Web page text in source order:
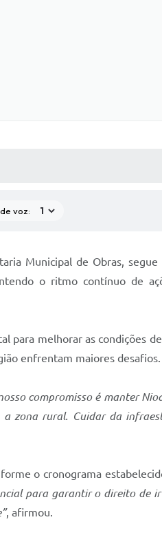
voz:
Municipal de Obras,
o ritmo contínuo de
para melhorar as condições
enfrentam maiores desafios.
compromisso é manter
zona rural. Cuidar da
o cronograma
para garantir o direito de
, afirmou.